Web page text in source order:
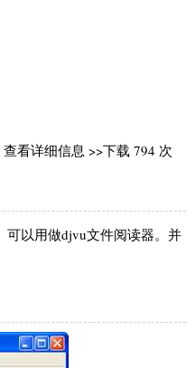
看详细信息 >>下载 794 次
可以用做djvu文件阅读器。并